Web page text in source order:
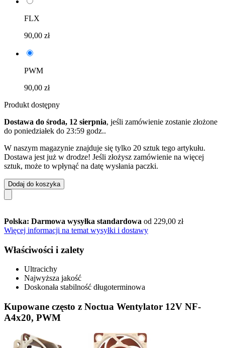
FLX
90,00 zł
PWM
90,00 zł
Produkt dostępny
Dostawa do środa, 12 sierpnia, jeśli zamówienie zostanie złożone
do poniedziałek do 23:59 godz..
W naszym magazynie znajduje się tylko 20 sztuk tego artykułu.
Dostawa jest już w drodze! Jeśli złożysz zamówienie na więcej
sztuk, może to wpłynąć na datę wysłania paczki.
Dodaj do koszyka
Polska: Darmowa wysyłka standardowa od 229,00 zł
Więcej informacji na temat wysyłki i dostawy
Właściwości i zalety
Ultracichy
Najwyższa jakość
Doskonała stabilność długoterminowa
Kupowane często z Noctua Wentylator 12V NF-
A4x20, PWM